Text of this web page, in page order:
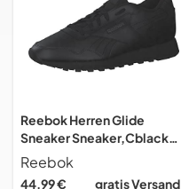
Reebok Herren Glide
Sneaker Sneaker,Cblack
Purgry Cblack,44 EU
Reebok
44,99 € gratis Versand